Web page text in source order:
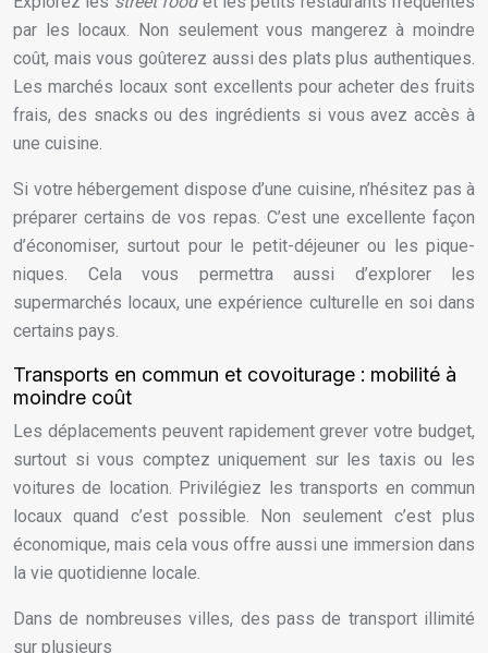
par les locaux. Non seulement vous mangerez à moindre
coût, mais vous goûterez aussi des plats plus authentiques.
Les marchés locaux sont excellents pour acheter des fruits
frais, des snacks ou des ingrédients si vous avez accès à
une cuisine.
Si votre hébergement dispose d’une cuisine, n’hésitez pas à
préparer certains de vos repas. C’est une excellente façon
d’économiser, surtout pour le petit-déjeuner ou les pique-
niques. Cela vous permettra aussi d’explorer les
supermarchés locaux, une expérience culturelle en soi dans
certains pays.
Transports en commun et covoiturage : mobilité à
moindre coût
Les déplacements peuvent rapidement grever votre budget,
surtout si vous comptez uniquement sur les taxis ou les
voitures de location. Privilégiez les transports en commun
locaux quand c’est possible. Non seulement c’est plus
économique, mais cela vous offre aussi une immersion dans
la vie quotidienne locale.
Dans de nombreuses villes, des pass de transport illimité
sur plusieurs